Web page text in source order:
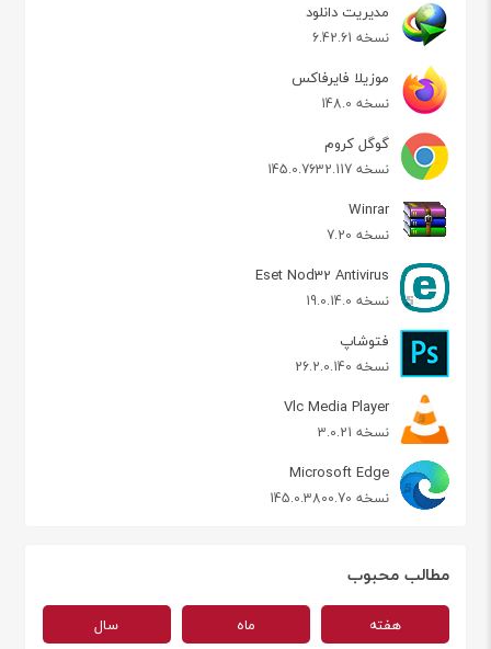
مدیریت دانلود
نسخه 6.42.61
موزیلا فایرفاکس
نسخه 148.0
گوگل کروم
نسخه 145.0.7632.117
Winrar
نسخه 7.20
Eset Nod32 Antivirus
نسخه 19.0.14.0
فتوشاپ
نسخه 26.2.0.140
Vlc Media Player
نسخه 3.0.21
Microsoft Edge
نسخه 145.0.3800.70
مطالب محبوب
هفته ماه سال